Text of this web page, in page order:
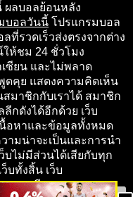
ผลบอลย้อนหลัง
บอลวันนี้ โปรแกรมบอล
ที่รวดเร็วส่งตรงจากต่าง
ห้ชม 24 ชั่วโมง
ซียน และไม่พลาด
ดคุย แสดงความคิดเห็น
มาชิกกับเราได้ สมาชิก
กดังได้อีกด้วย เว็บ
นื้อหาและข้อมูลทั้งหมด
ามน่าจะเป็นและการนำ
บไม่มีส่วนได้เสียกับทุก
บทั้งสิ้น เว็บ
กๆ กรณี